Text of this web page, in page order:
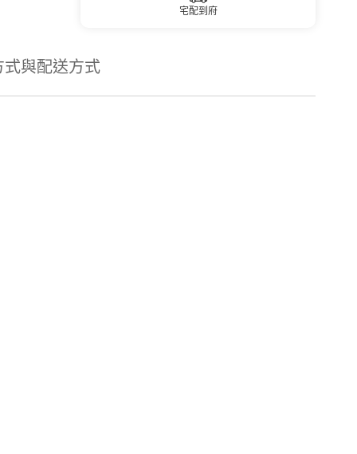
宅配到府
式與配送方式